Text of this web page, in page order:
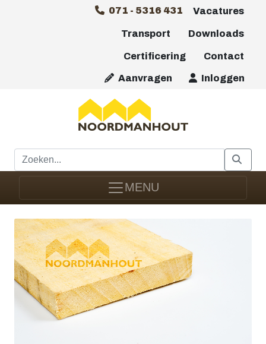
071 - 5316 431 Vacatures
Transport Downloads
Certificering Contact
Aanvragen Inloggen
MENU